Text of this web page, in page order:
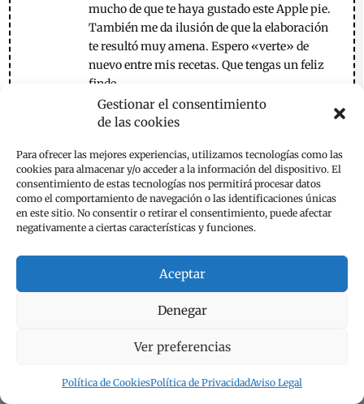
Gestionar el consentimiento
de las cookies
Para ofrecer las mejores experiencias, utilizamos tecnologías como las
cookies para almacenar y/o acceder a la información del dispositivo. El
consentimiento de estas tecnologías nos permitirá procesar datos
como el comportamiento de navegación o las identificaciones únicas
en este sitio. No consentir o retirar el consentimiento, puede afectar
negativamente a ciertas características y funciones.
Aceptar
Denegar
Ver preferencias
Política de CookiesPolítica de PrivacidadAviso Legal
mucho de que te haya gustado este Apple pie.
También me da ilusión de que la elaboración
te resultó muy amena. Espero «verte» de
nuevo entre mis recetas. Que tengas un feliz
finde.
Anónimo el 29 de enero de 2024 a las 20:23
Que se hace con el te de canela?
Responder
el 29 de enero de 2024 a las 20:45
Tienes que usar una cucharilla de las de té y
Que disfrutes con el Pie de manzana.
Responder